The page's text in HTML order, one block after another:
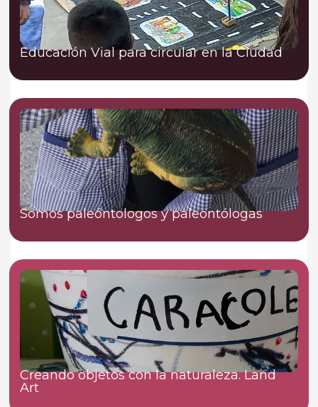
Educación Vial para circular en la Ciudad
Somos paleóntologos y paleontólogas
Creando objetos con la naturaleza. Land
Art